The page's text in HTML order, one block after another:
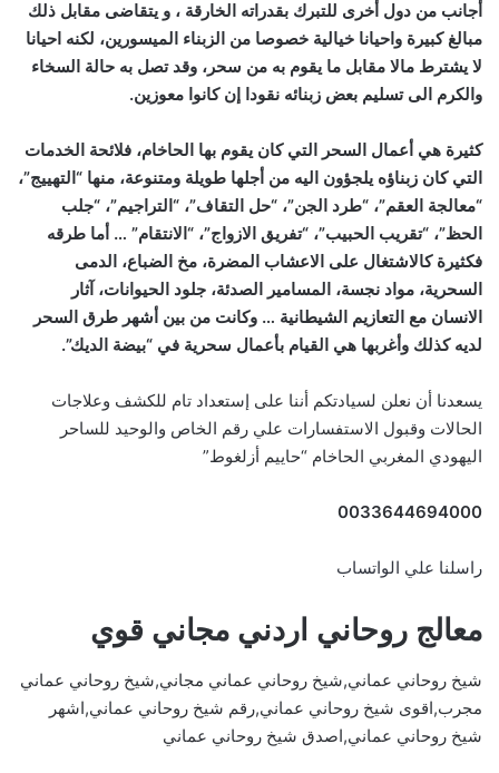
أجانب من دول أخرى للتبرك بقدراته الخارقة ، و يتقاضى مقابل ذلك
مبالغ كبيرة واحيانا خيالية خصوصا من الزبناء الميسورين، لكنه احيانا
لا يشترط مالا مقابل ما يقوم به من سحر، وقد تصل به حالة السخاء
والكرم الى تسليم بعض زبنائه نقودا إن كانوا معوزين.
كثيرة هي أعمال السحر التي كان يقوم بها الحاخام، فلائحة الخدمات
التي كان زبناؤه يلجؤون اليه من أجلها طويلة ومتنوعة، منها “التهييج”،
“معالجة العقم”، “طرد الجن”، “حل التقاف”، “التراجيم”، “جلب
الحظ”، “تقريب الحبيب”، “تفريق الازواج”، “الانتقام” … أما طرقه
فكثيرة كالاشتغال على الاعشاب المضرة، مخ الضباع، الدمى
السحرية، مواد نجسة، المسامير الصدئة، جلود الحيوانات، آثار
الانسان مع التعازيم الشيطانية … وكانت من بين أشهر طرق السحر
لديه كذلك وأغربها هي القيام بأعمال سحرية في “بيضة الديك”.
يسعدنا أن نعلن لسيادتكم أننا على إستعداد تام للكشف وعلاجات
الحالات وقبول الاستفسارات علي رقم الخاص والوحيد للساحر
اليهودي المغربي الحاخام “حاييم أزلغوط”
0033644694000
راسلنا علي الواتساب
معالج روحاني اردني مجاني قوي
شيخ روحاني عماني,شيخ روحاني عماني مجاني,شيخ روحاني عماني
مجرب,اقوى شيخ روحاني عماني,رقم شيخ روحاني عماني,اشهر
شيخ روحاني عماني,اصدق شيخ روحاني عماني